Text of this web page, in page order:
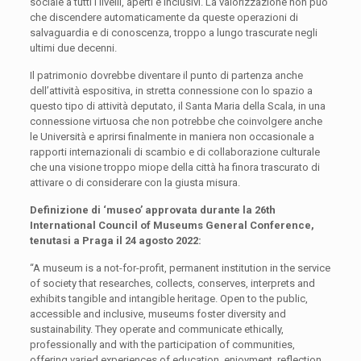
che discendere automaticamente da queste operazioni di
salvaguardia e di conoscenza, troppo a lungo trascurate negli
ultimi due decenni.
Il patrimonio dovrebbe diventare il punto di partenza anche
dell’attività espositiva, in stretta connessione con lo spazio a
questo tipo di attività deputato, il Santa Maria della Scala, in una
connessione virtuosa che non potrebbe che coinvolgere anche
le Università e aprirsi finalmente in maniera non occasionale a
rapporti internazionali di scambio e di collaborazione culturale
che una visione troppo miope della città ha finora trascurato di
attivare o di considerare con la giusta misura.
Definizione di ‘museo’ approvata durante la 26th
International Council of Museums General Conference,
tenutasi a Praga il 24 agosto 2022:
“A museum is a not-for-profit, permanent institution in the service
of society that researches, collects, conserves, interprets and
exhibits tangible and intangible heritage. Open to the public,
accessible and inclusive, museums foster diversity and
sustainability. They operate and communicate ethically,
professionally and with the participation of communities,